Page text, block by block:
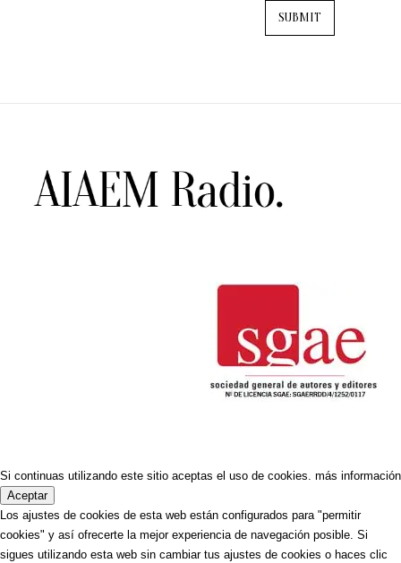
Si continuas utilizando este sitio aceptas el uso de cookies. más información
Aceptar
Los ajustes de cookies de esta web están configurados para "permitir
cookies" y así ofrecerte la mejor experiencia de navegación posible. Si
sigues utilizando esta web sin cambiar tus ajustes de cookies o haces clic